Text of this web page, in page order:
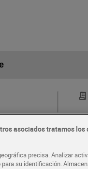
asociados tratamos los
precisa. Analizar
su identificación.